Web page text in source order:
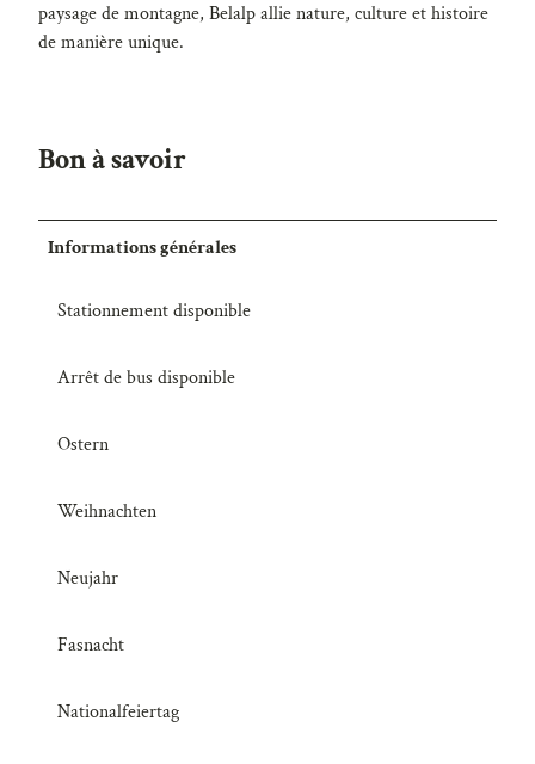
paysage de montagne, Belalp allie nature, culture et histoire
de manière unique.
Bon à savoir
Informations générales
Stationnement disponible
Arrêt de bus disponible
Ostern
Weihnachten
Neujahr
Fasnacht
Nationalfeiertag